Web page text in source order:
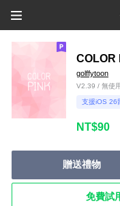
COLOR
golffytoon
V2.39 / 無使
支援iOS 26
NT$90
贈送禮物
免費試